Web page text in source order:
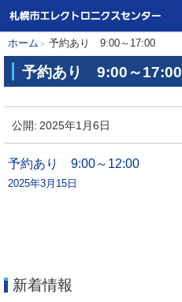
本
へ
札幌市エレクトロニクスセ
ンター
現
在
位
置
の
階
層
ホーム 予約あり 9:00～17:00
予約あり 9:00～17:00
予
約
あ
り
～
1
公開:2025年1月6日
投
予約あり 9:00～12:00
2025年3月15日
新着情報